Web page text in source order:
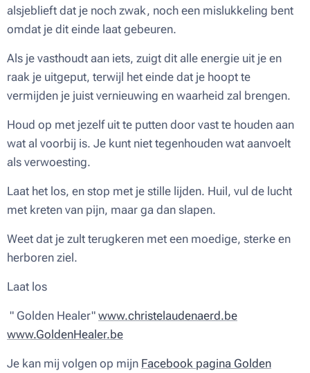
alsjeblieft dat je noch zwak, noch een mislukkeling bent
omdat je dit einde laat gebeuren.
Als je vasthoudt aan iets, zuigt dit alle energie uit je en
raak je uitgeput, terwijl het einde dat je hoopt te
vermijden je juist vernieuwing en waarheid zal brengen.
Houd op met jezelf uit te putten door vast te houden aan
wat al voorbij is. Je kunt niet tegenhouden wat aanvoelt
als verwoesting.
Laat het los, en stop met je stille lijden. Huil, vul de lucht
met kreten van pijn, maar ga dan slapen.
Weet dat je zult terugkeren met een moedige, sterke en
herboren ziel.
Laat los
" Golden Healer" www.christelaudenaerd.be
www.GoldenHealer.be
Je kan mij volgen op mijn Facebook pagina Golden